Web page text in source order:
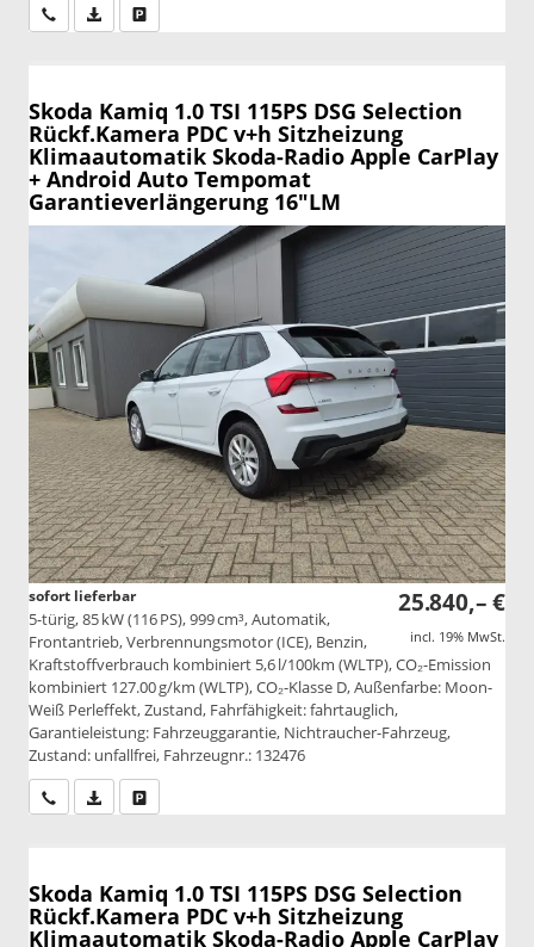
Wir rufen Sie anPDF-Datei, Fahrzeugexposé drucken
Skoda Kamiq 1.0 TSI 115PS DSG Selection
Rückf.Kamera PDC v+h Sitzheizung
Klimaautomatik Skoda-Radio Apple CarPlay
+ Android Auto Tempomat
Garantieverlängerung 16"LM
25.840,– €
incl. 19% MwSt.
sofort lieferbar
5-türig, 85 kW (116 PS), 999 cm³, Automatik,
Frontantrieb, Verbrennungsmotor (ICE), Benzin,
Kraftstoffverbrauch kombiniert 5,6 l/100km (WLTP), CO₂-Emission
kombiniert 127.00 g/km (WLTP), CO₂-Klasse D, Außenfarbe: Moon-
Weiß Perleffekt, Zustand, Fahrfähigkeit: fahrtauglich,
Garantieleistung: Fahrzeuggarantie, Nichtraucher-Fahrzeug,
Zustand: unfallfrei, Fahrzeugnr.: 132476
Wir rufen Sie anPDF-Datei, Fahrzeugexposé drucken
Skoda Kamiq 1.0 TSI 115PS DSG Selection
Rückf.Kamera PDC v+h Sitzheizung
Klimaautomatik Skoda-Radio Apple CarPlay